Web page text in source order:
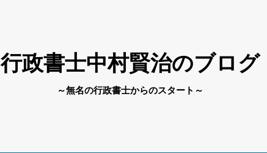
行政書士中村賢治のブログ
～無名の行政書士からのスタート～